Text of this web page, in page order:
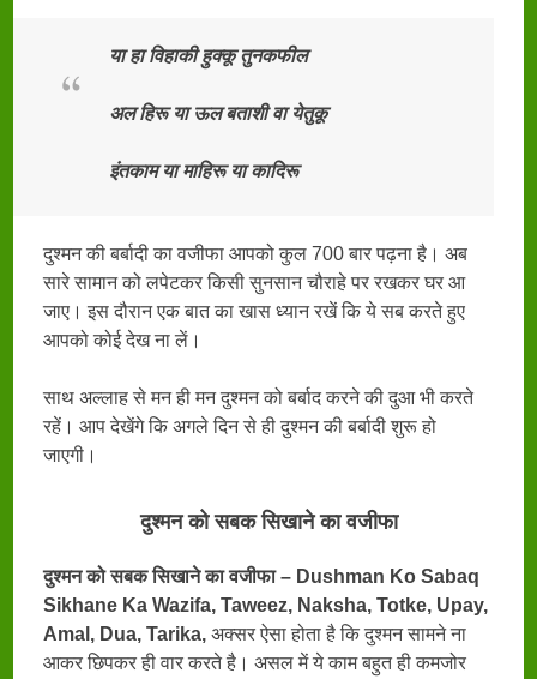
या हा विहाकी हुक्कू तुनकफील
अल हिरू या ऊल बताशी वा येतुकू
इंतकाम या माहिरू या कादिरू
दुश्मन की बर्बादी का वजीफा आपको कुल 700 बार पढ़ना है। अब
सारे सामान को लपेटकर किसी सुनसान चौराहे पर रखकर घर आ
जाए। इस दौरान एक बात का खास ध्यान रखें कि ये सब करते हुए
आपको कोई देख ना लें।
साथ अल्लाह से मन ही मन दुश्मन को बर्बाद करने की दुआ भी करते
रहें। आप देखेंगे कि अगले दिन से ही दुश्मन की बर्बादी शुरू हो
जाएगी।
दुश्मन को सबक सिखाने का वजीफा
दुश्मन को सबक सिखाने का वजीफा – Dushman Ko Sabaq
Sikhane Ka Wazifa, Taweez, Naksha, Totke, Upay,
Amal, Dua, Tarika,अक्सर ऐसा होता है कि दुश्मन सामने ना
आकर छिपकर ही वार करते है। असल में ये काम बहुत ही कमजोर